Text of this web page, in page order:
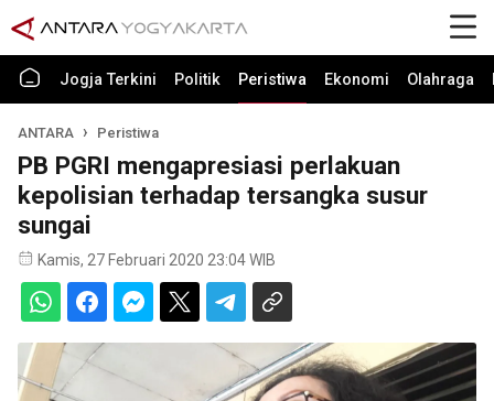
Jogja Terkini Politik Peristiwa Ekonomi Olahraga
ANTARA Peristiwa
PB PGRI mengapresiasi perlakuan
kepolisian terhadap tersangka susur
sungai
Kamis, 27 Februari 2020 23:04 WIB